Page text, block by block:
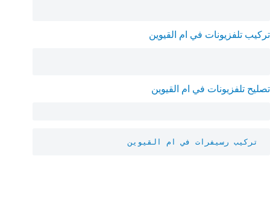
تركيب تلفزيونات في ام القيوين
تصليح تلفزيونات في ام القيوين
تركيب رسيفرات في ام القيوين